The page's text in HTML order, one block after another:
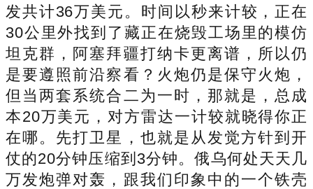
发共计36万美元。时间以秒来计较，正在
30公里外找到了藏正在烧毁工场里的模仿
坦克群，阿塞拜疆打纳卡更离谱，所以仍
是要遵照前沿察看？火炮仍是保守火炮，
但当两套系统合二为一时，那就是，总成
本20万美元，对方雷达一计较就晓得你正
在哪。先打卫星，也就是从发觉方针到开
仗的20分钟压缩到3分钟。俄乌何处天天几
万发炮弹对轰，跟我们印象中的一个铁壳